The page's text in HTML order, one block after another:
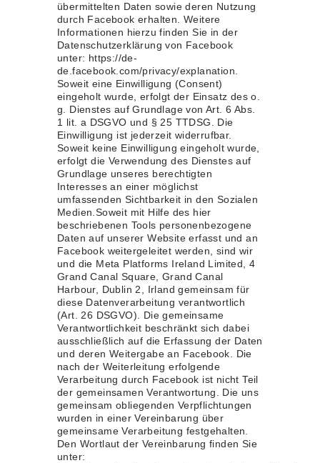
übermittelten Daten sowie deren Nutzung
durch Facebook erhalten. Weitere
Informationen hierzu finden Sie in der
Datenschutzerklärung von Facebook
unter: https://de-
de.facebook.com/privacy/explanation.
Soweit eine Einwilligung (Consent)
eingeholt wurde, erfolgt der Einsatz des o.
g. Dienstes auf Grundlage von Art. 6 Abs.
1 lit. a DSGVO und § 25 TTDSG. Die
Einwilligung ist jederzeit widerrufbar.
Soweit keine Einwilligung eingeholt wurde,
erfolgt die Verwendung des Dienstes auf
Grundlage unseres berechtigten
Interesses an einer möglichst
umfassenden Sichtbarkeit in den Sozialen
Medien.Soweit mit Hilfe des hier
beschriebenen Tools personenbezogene
Daten auf unserer Website erfasst und an
Facebook weitergeleitet werden, sind wir
und die Meta Platforms Ireland Limited, 4
Grand Canal Square, Grand Canal
Harbour, Dublin 2, Irland gemeinsam für
diese Datenverarbeitung verantwortlich
(Art. 26 DSGVO). Die gemeinsame
Verantwortlichkeit beschränkt sich dabei
ausschließlich auf die Erfassung der Daten
und deren Weitergabe an Facebook. Die
nach der Weiterleitung erfolgende
Verarbeitung durch Facebook ist nicht Teil
der gemeinsamen Verantwortung. Die uns
gemeinsam obliegenden Verpflichtungen
wurden in einer Vereinbarung über
gemeinsame Verarbeitung festgehalten.
Den Wortlaut der Vereinbarung finden Sie
unter: